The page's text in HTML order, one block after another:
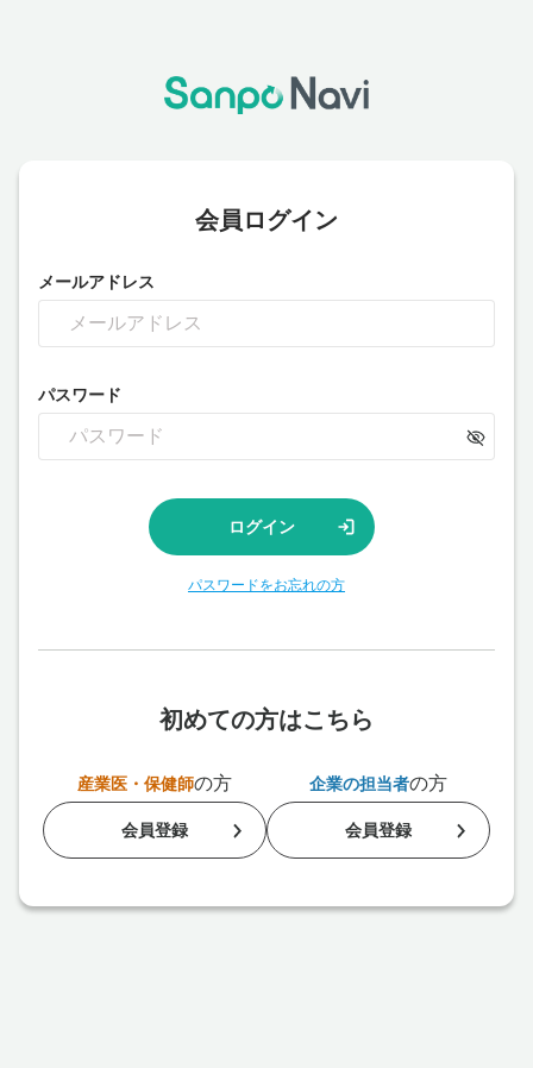
会員ログイン
メールアドレス
パスワード
パスワードをお忘れの方
初めての方はこちら
産業医・保健師の方
会員登録
企業の担当者の方
会員登録